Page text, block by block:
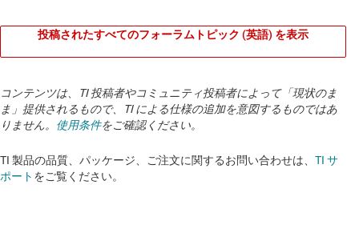
投稿されたすべてのフォーラムトピック (英語) を表示
コンテンツは、TI 投稿者やコミュニティ投稿者によって「現状のま
ま」提供されるもので、TI による仕様の追加を意図するものではあ
りません。 使用条件をご確認ください。
TI 製品の品質、パッケージ、ご注文に関するお問い合わせは、 TI サ
ポート をご覧ください。